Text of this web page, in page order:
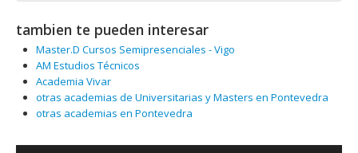
tambien te pueden interesar
Master.D Cursos Semipresenciales - Vigo
AM Estudios Técnicos
Academia Vivar
otras academias de Universitarias y Masters en Pontevedra
otras academias en Pontevedra